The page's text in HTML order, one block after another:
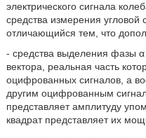
электрического сигнала
средства измерения угловой
отличающийся тем, что
- средства выделения фазы
вектора, реальная часть
оцифрованных сигналов, а
другим оцифрованным
представляет амплитуду
квадрат представляет их